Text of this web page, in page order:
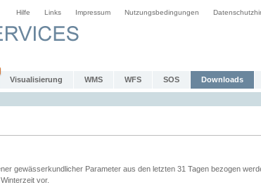
Hilfe Links Impressum Nutzungsbedingungen
Visualisierung WMS WFS SOS Downloads
gewässerkundlicher Parameter aus den letzten 31 Tagen bezogen
vor.